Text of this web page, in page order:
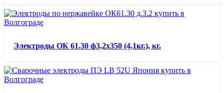
Электроды ОК 61.30 ф3,2х350 (4,1кг.), кг.